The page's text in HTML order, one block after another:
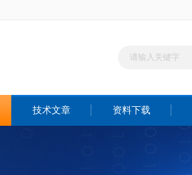
技术文章 资料下载